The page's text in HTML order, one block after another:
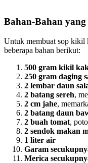
Bahan-Bahan
Untuk membuat sop kikil
beberapa bahan berikut:
500 gram kikil
250 gram daging
2 lembar daun
2 batang sereh,
2 cm jahe,
2 batang daun
2 buah tomat,
2 sendok makan
1 liter air
Garam
Merica